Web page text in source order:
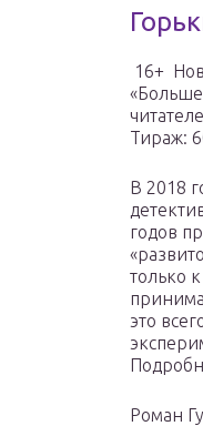
16+
Тираж:
В 2018
годов
только
это
Роман